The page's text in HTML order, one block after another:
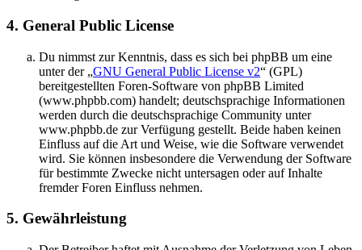
4. General Public License
Du nimmst zur Kenntnis, dass es sich bei phpBB um eine
unter der „GNU General Public License v2“ (GPL)
bereitgestellten Foren-Software von phpBB Limited
(www.phpbb.com) handelt; deutschsprachige Informationen
werden durch die deutschsprachige Community unter
www.phpbb.de zur Verfügung gestellt. Beide haben keinen
Einfluss auf die Art und Weise, wie die Software verwendet
wird. Sie können insbesondere die Verwendung der Software
für bestimmte Zwecke nicht untersagen oder auf Inhalte
fremder Foren Einfluss nehmen.
5. Gewährleistung